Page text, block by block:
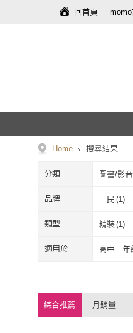
回首頁
Home 搜尋結果
分類 圖書/影音
品牌 三民 (1)
超維度互
三民
超維
類型 精裝(1)
精裝(1
適用於 高中三年
綜合推薦 月銷量